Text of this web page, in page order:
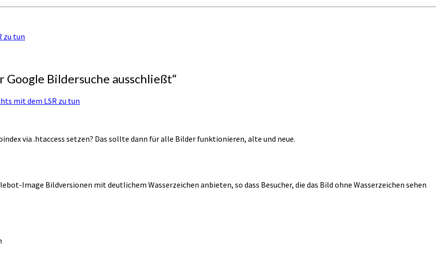
zu tun
Google Bildersuche ausschließt“
mit dem LSR zu tun
via .htaccess setzen? Das sollte dann für alle Bilder funktionieren, alte und neue.
Image Bildversionen mit deutlichem Wasserzeichen anbieten, so dass Besucher, die das Bild ohne Wasserzeichen sehen